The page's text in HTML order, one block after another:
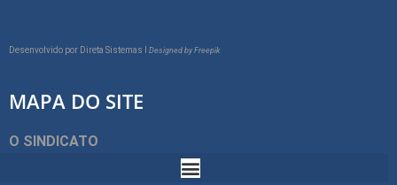
Desenvolvido por Direta Sistemas I Designed by Freepik
MAPA DO SITE
O SINDICATO